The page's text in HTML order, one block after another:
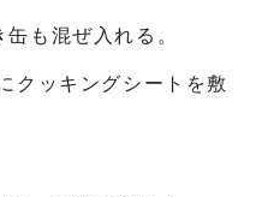
も混ぜ入れる。
クッキングシートを敷